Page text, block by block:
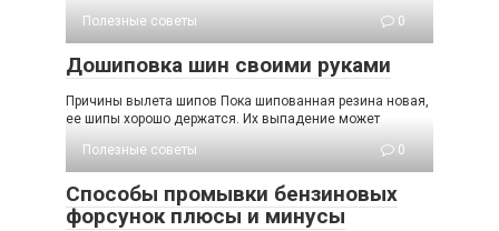
Полезные советы
0
Дошиповка шин своими руками
Причины вылета шипов Пока шипованная резина новая,
ее шипы хорошо держатся. Их выпадение может
Полезные советы
0
Способы промывки бензиновых
форсунок плюсы и минусы